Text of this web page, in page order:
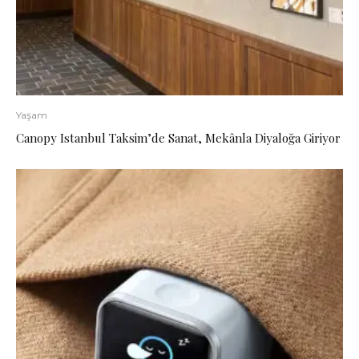
Yaşam
Canopy Istanbul Taksim’de Sanat, Mekânla Diyaloğa Giriyor